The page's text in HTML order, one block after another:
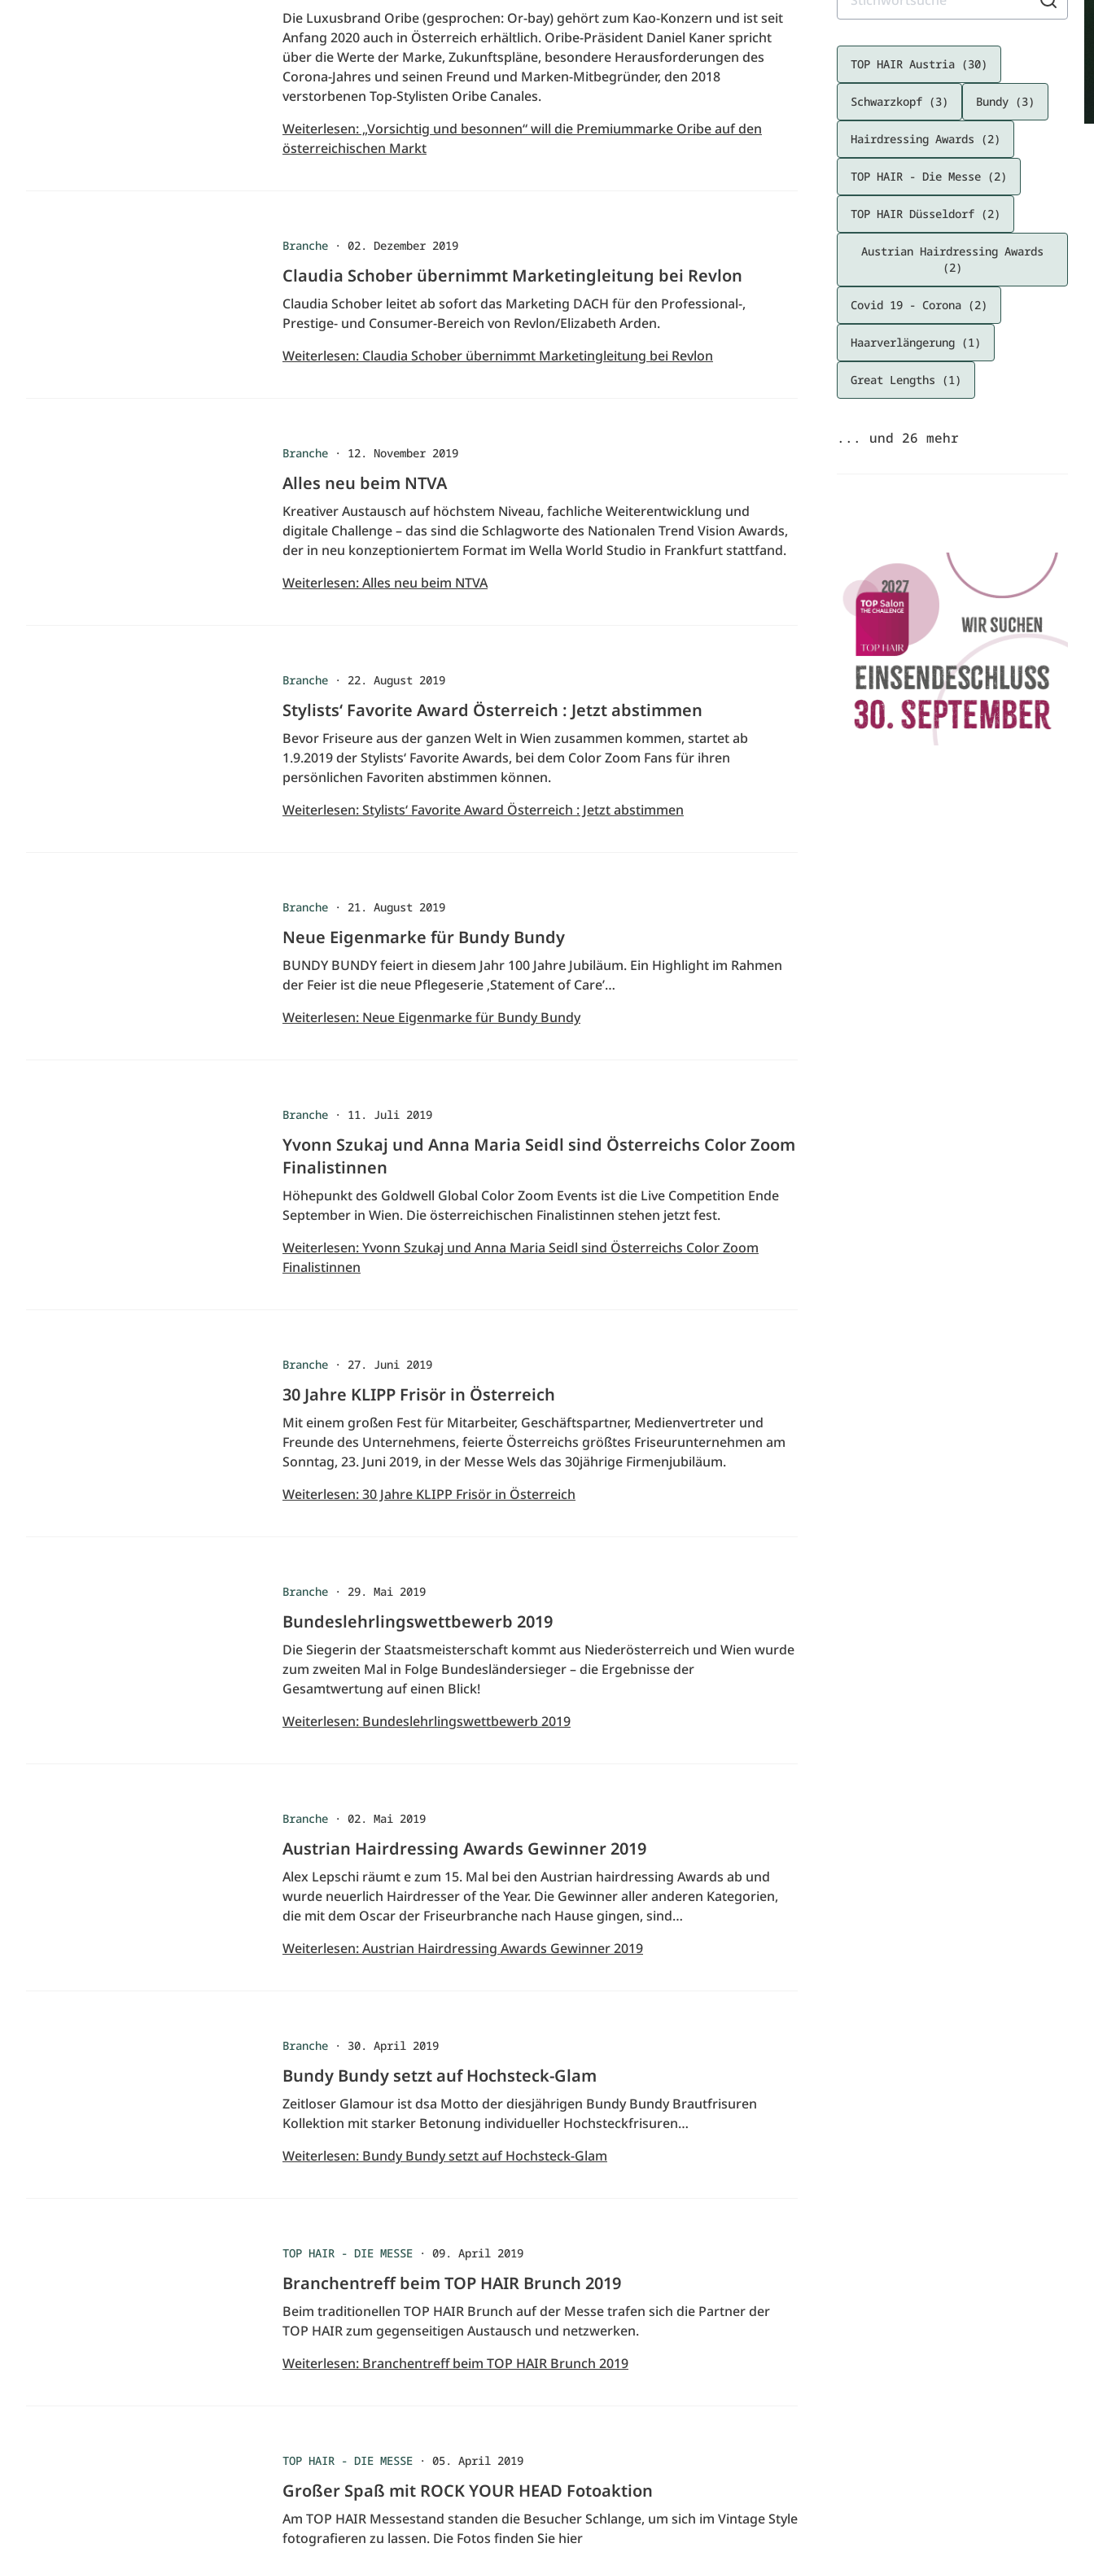
Die Luxusbrand Oribe (gesprochen: Or-bay) gehört zum Kao-Konzern und ist seit
Anfang 2020 auch in Österreich erhältlich. Oribe-Präsident Daniel Kaner spricht
über die Werte der Marke, Zukunftspläne, besondere Herausforderungen des
Corona-Jahres und seinen Freund und Marken-Mitbegründer, den 2018
verstorbenen Top-Stylisten Oribe Canales.
Weiterlesen: „Vorsichtig und besonnen“ will die Premiummarke Oribe auf den
österreichischen Markt
Branche · 02. Dezember 2019
Claudia Schober übernimmt Marketingleitung bei Revlon
Claudia Schober leitet ab sofort das Marketing DACH für den Professional-,
Prestige- und Consumer-Bereich von Revlon/Elizabeth Arden.
Weiterlesen: Claudia Schober übernimmt Marketingleitung bei Revlon
Branche · 12. November 2019
Alles neu beim NTVA
Kreativer Austausch auf höchstem Niveau, fachliche Weiterentwicklung und
digitale Challenge – das sind die Schlagworte des Nationalen Trend Vision Awards,
der in neu konzeptioniertem Format im Wella World Studio in Frankfurt stattfand.
Weiterlesen: Alles neu beim NTVA
Branche · 22. August 2019
Stylists‘ Favorite Award Österreich : Jetzt abstimmen
Bevor Friseure aus der ganzen Welt in Wien zusammen kommen, startet ab
1.9.2019 der Stylists‘ Favorite Awards, bei dem Color Zoom Fans für ihren
persönlichen Favoriten abstimmen können.
Weiterlesen: Stylists‘ Favorite Award Österreich : Jetzt abstimmen
Branche · 21. August 2019
Neue Eigenmarke für Bundy Bundy
BUNDY BUNDY feiert in diesem Jahr 100 Jahre Jubiläum. Ein Highlight im Rahmen
der Feier ist die neue Pflegeserie ‚Statement of Care’…
Weiterlesen: Neue Eigenmarke für Bundy Bundy
Branche · 11. Juli 2019
Yvonn Szukaj und Anna Maria Seidl sind Österreichs Color Zoom
Finalistinnen
Höhepunkt des Goldwell Global Color Zoom Events ist die Live Competition Ende
September in Wien. Die österreichischen Finalistinnen stehen jetzt fest.
Weiterlesen: Yvonn Szukaj und Anna Maria Seidl sind Österreichs Color Zoom
Finalistinnen
Branche · 27. Juni 2019
30 Jahre KLIPP Frisör in Österreich
Mit einem großen Fest für Mitarbeiter, Geschäftspartner, Medienvertreter und
Freunde des Unternehmens, feierte Österreichs größtes Friseurunternehmen am
Sonntag, 23. Juni 2019, in der Messe Wels das 30jährige Firmenjubiläum.
Weiterlesen: 30 Jahre KLIPP Frisör in Österreich
Branche · 29. Mai 2019
Bundeslehrlingswettbewerb 2019
Die Siegerin der Staatsmeisterschaft kommt aus Niederösterreich und Wien wurde
zum zweiten Mal in Folge Bundesländersieger – die Ergebnisse der
Gesamtwertung auf einen Blick!
Weiterlesen: Bundeslehrlingswettbewerb 2019
Branche · 02. Mai 2019
Austrian Hairdressing Awards Gewinner 2019
Alex Lepschi räumt e zum 15. Mal bei den Austrian hairdressing Awards ab und
wurde neuerlich Hairdresser of the Year. Die Gewinner aller anderen Kategorien,
die mit dem Oscar der Friseurbranche nach Hause gingen, sind…
Weiterlesen: Austrian Hairdressing Awards Gewinner 2019
Branche · 30. April 2019
Bundy Bundy setzt auf Hochsteck-Glam
Zeitloser Glamour ist dsa Motto der diesjährigen Bundy Bundy Brautfrisuren
Kollektion mit starker Betonung individueller Hochsteckfrisuren…
Weiterlesen: Bundy Bundy setzt auf Hochsteck-Glam
TOP HAIR - DIE MESSE · 09. April 2019
Branchentreff beim TOP HAIR Brunch 2019
Beim traditionellen TOP HAIR Brunch auf der Messe trafen sich die Partner der
TOP HAIR zum gegenseitigen Austausch und netzwerken.
Weiterlesen: Branchentreff beim TOP HAIR Brunch 2019
TOP HAIR - DIE MESSE · 05. April 2019
Großer Spaß mit ROCK YOUR HEAD Fotoaktion
Am TOP HAIR Messestand standen die Besucher Schlange, um sich im Vintage Style
fotografieren zu lassen. Die Fotos finden Sie hier
TOP HAIR Austria (30)
Schwarzkopf (3) Bundy (3)
Hairdressing Awards (2)
TOP HAIR - Die Messe (2)
TOP HAIR Düsseldorf (2)
Austrian Hairdressing Awards
(2)
Covid 19 - Corona (2)
Haarverlängerung (1)
Great Lengths (1)
... und 26 mehr